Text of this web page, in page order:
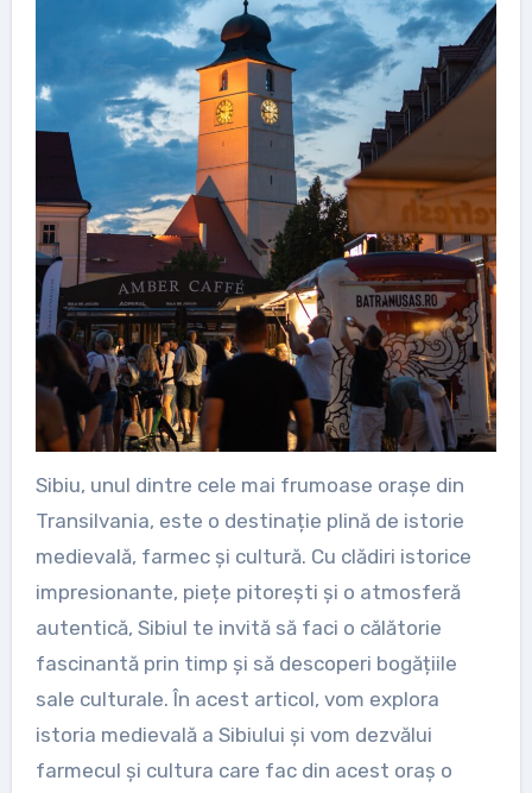
Sibiu, unul dintre cele mai frumoase orașe din
Transilvania, este o destinație plină de istorie
medievală, farmec și cultură. Cu clădiri istorice
impresionante, piețe pitorești și o atmosferă
autentică, Sibiul te invită să faci o călătorie
fascinantă prin timp și să descoperi bogățiile
sale culturale. În acest articol, vom explora
istoria medievală a Sibiului și vom dezvălui
farmecul și cultura care fac din acest oraș o